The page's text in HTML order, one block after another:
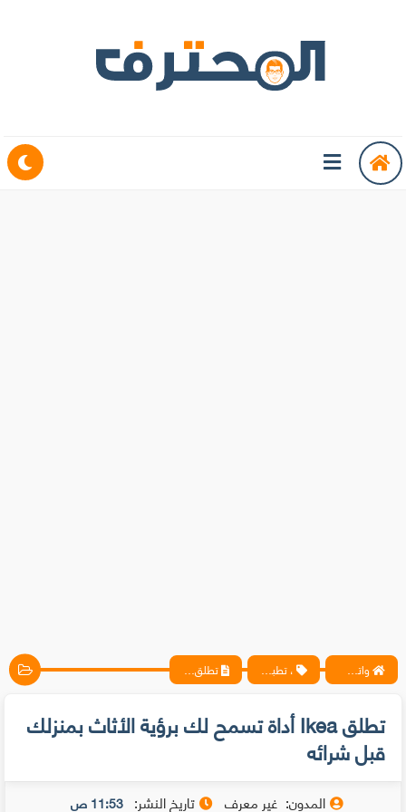
واتس آب ، فيسبوك ، أنترنت ، شروحات تقنية حصرية - المحترف ، تطبيقات تطلق Ikea أداة تسمح لك برؤية الأثاث بمنزلك قبل شرائه
تطلق Ikea أداة تسمح لك برؤية الأثاث بمنزلك
قبل شرائه
المدون: غير معرف تاريخ النشر: 11:53 ص